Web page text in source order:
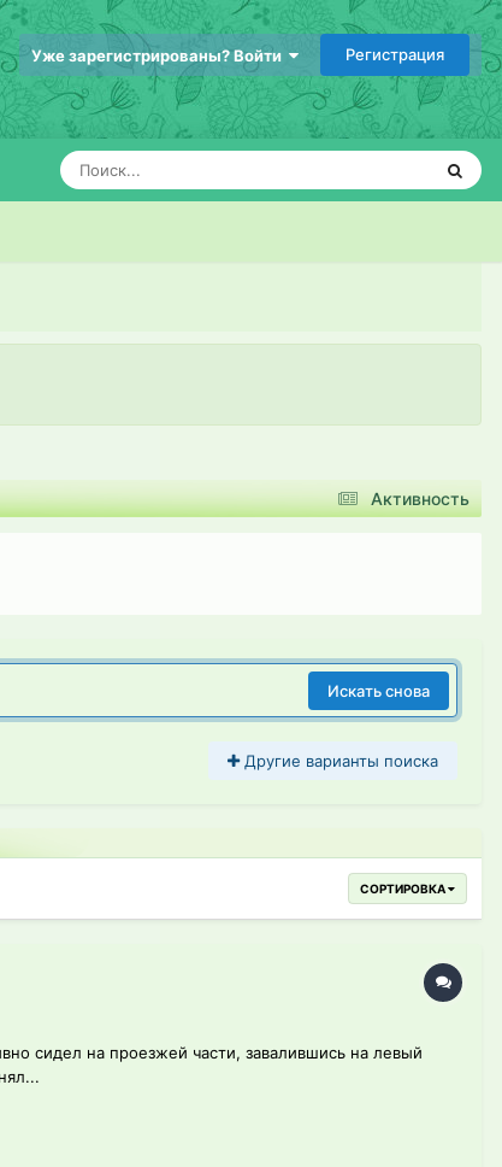
Уже зарегистрированы? Войти Регистрация
Активность
Искать снова
Другие варианты поиска
СОРТИРОВКА
сидел на проезжей части, завалившись на левый